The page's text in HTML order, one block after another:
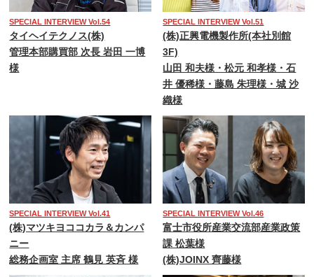
SPECIAL INTERVIEW Vol.54
タイヘイテクノス(株)
管理本部購買部 次長 岩田 一博
様
SPECIAL INTERVIEW Vol.51
(株)正興電機製作所(本社別館
3F)
山田 和夫様・松元 和孝様・石
井 優稀様・藤島 朱理様・城 沙
織様
SPECIAL INTERVIEW Vol.41
(株)マツキヨココカラ＆カンパ
ニー
総務企画室 主席 鶴見 英斉 様
SPECIAL INTERVIEW Vol.46
富士市役所産業交流部産業政策
課 松葉様
(株)JOINX 齊藤様